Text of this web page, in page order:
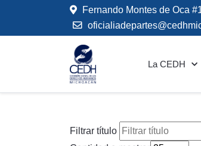
Fernando Montes de Oca
La CEDH
Filtrar título